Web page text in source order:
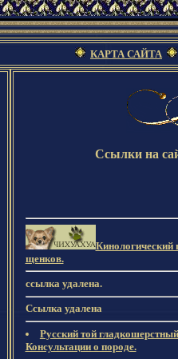
КАРТА САЙТА
Ссылки на
Кинологический
щенков.
ссылка удалена.
Ссылка удалена
Русский той
Консультации о породе.